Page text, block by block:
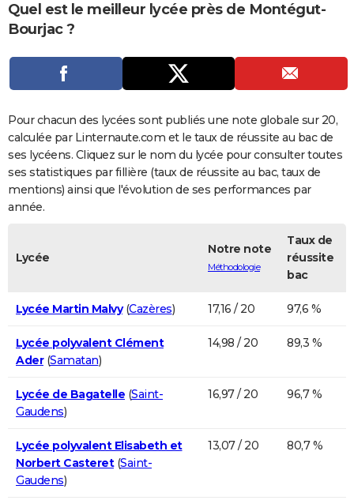
CARTE DE VOEUX
Dictionnaire
Biographies
Expressions
Proverbes
PROGRAMME TV
COPAINS D'AVANT
S'inscrire
Se connecter
Lycées
Collèges
Primaires
Universités
Entreprises
Service militaire
Avis de recherche
AVIS DE DÉCÈS
FORUM
Bricolage
Lifestyle
Culture
Sport
Auto
Television
Voyage
Cinema
Quel est le meilleur lycée près de Montégut-
Bourjac ?
Pour chacun des lycées sont publiés une note globale sur 20,
calculée par Linternaute.com et le taux de réussite au bac de
ses lycéens. Cliquez sur le nom du lycée pour consulter toutes
ses statistiques par fillière (taux de réussite au bac, taux de
mentions) ainsi que l'évolution de ses performances par
année.
Lycée
Notre note
Méthodologie
Taux de
réussite
bac
Lycée Martin Malvy(Cazères) 17,16 / 20 97,6 %
Lycée polyvalent Clément
Ader(Samatan)
14,98 / 20 89,3 %
Lycée de Bagatelle (Saint-
Gaudens)
16,97 / 20 96,7 %
Lycée polyvalent Elisabeth et
Norbert Casteret(Saint-
Gaudens)
13,07 / 20 80,7 %